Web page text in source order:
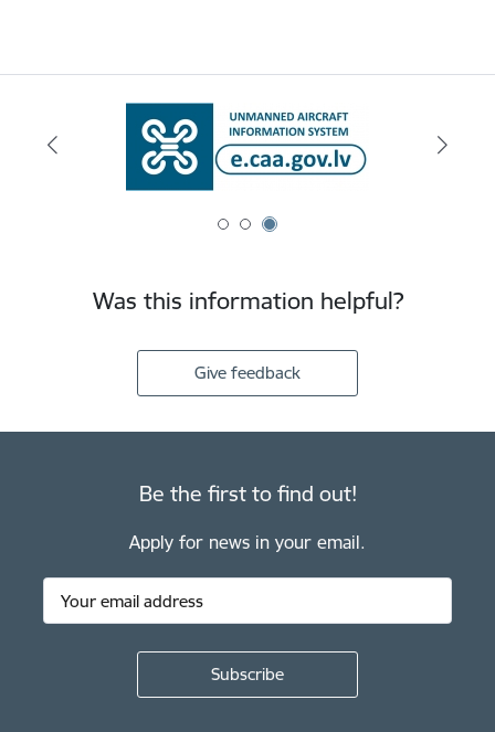
Was this information helpful?
Give feedback
Be the first to find out!
Apply for news in your email.